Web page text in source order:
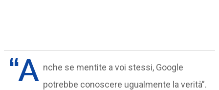
“A nche se mentite a voi stessi, Google
potrebbe conoscere ugualmente la verità”.